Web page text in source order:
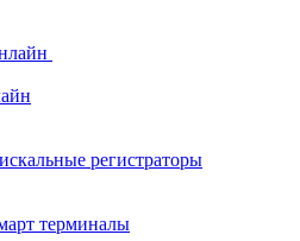
регистраторы
терминалы